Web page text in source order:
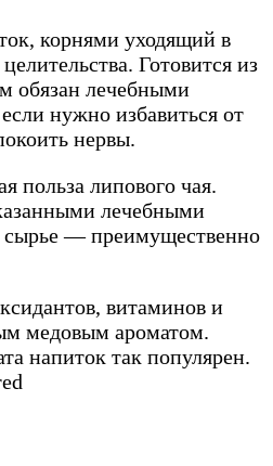
корнями уходящий в
Готовится из
обязан лечебными
нужно избавиться от
нервы.
польза липового чая.
лечебными
сырье — преимущественно
витаминов и
медовым ароматом.
напиток так популярен.